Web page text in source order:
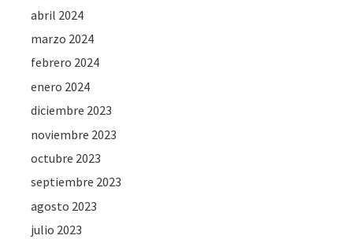
abril 2024
marzo 2024
febrero 2024
enero 2024
diciembre 2023
noviembre 2023
octubre 2023
septiembre 2023
agosto 2023
julio 2023